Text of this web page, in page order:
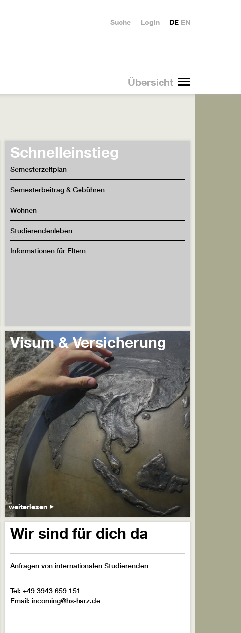
Übersicht
DE EN
Login
Suche
Schnelleinstieg
Semesterzeitplan
Semesterbeitrag & Gebühren
Wohnen
Studierendenleben
Informationen für Eltern
Visum & Versicherung
weiterlesen
Wir sind für dich da
Anfragen von internationalen Studierenden
Tel: +49 3943 659 151
Email: incoming@hs-harz.de